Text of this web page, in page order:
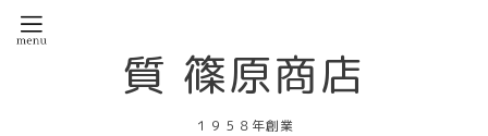
質 篠原商店
１９５８年創業